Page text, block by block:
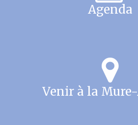
Agenda
Venir à la